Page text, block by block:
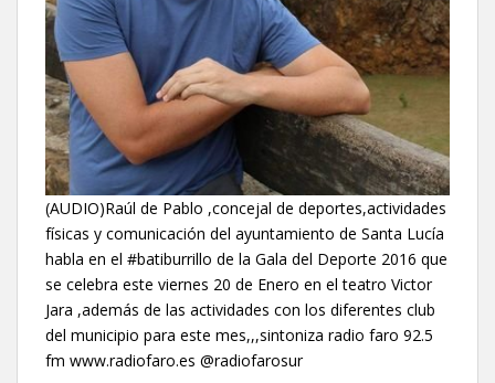
(AUDIO)Raúl de Pablo ,concejal de deportes,actividades
físicas y comunicación del ayuntamiento de Santa Lucía
habla en el #batiburrillo de la Gala del Deporte 2016 que
se celebra este viernes 20 de Enero en el teatro Victor
Jara ,además de las actividades con los diferentes club
del municipio para este mes,,,sintoniza radio faro 92.5
fm www.radiofaro.es @radiofarosur